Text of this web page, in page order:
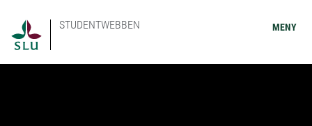
STUDENTWEBBEN MENY